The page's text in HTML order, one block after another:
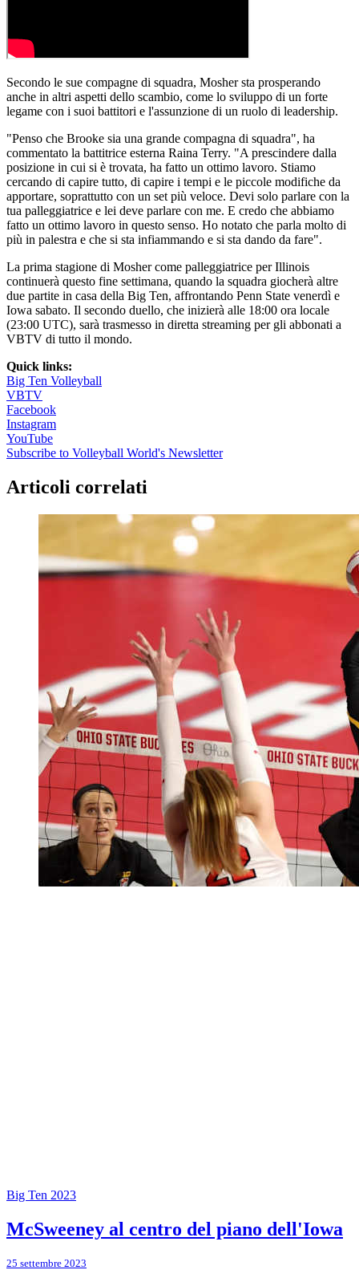
Secondo le sue compagne di squadra, Mosher sta prosperando
anche in altri aspetti dello scambio, come lo sviluppo di un forte
legame con i suoi battitori e l'assunzione di un ruolo di leadership.
"Penso che Brooke sia una grande compagna di squadra", ha
commentato la battitrice esterna Raina Terry. "A prescindere dalla
posizione in cui si è trovata, ha fatto un ottimo lavoro. Stiamo
cercando di capire tutto, di capire i tempi e le piccole modifiche da
apportare, soprattutto con un set più veloce. Devi solo parlare con la
tua palleggiatrice e lei deve parlare con me. E credo che abbiamo
fatto un ottimo lavoro in questo senso. Ho notato che parla molto di
più in palestra e che si sta infiammando e si sta dando da fare".
La prima stagione di Mosher come palleggiatrice per Illinois
continuerà questo fine settimana, quando la squadra giocherà altre
due partite in casa della Big Ten, affrontando Penn State venerdì e
Iowa sabato. Il secondo duello, che inizierà alle 18:00 ora locale
(23:00 UTC), sarà trasmesso in diretta streaming per gli abbonati a
VBTV di tutto il mondo.
Quick links:
Big Ten Volleyball
VBTV
Facebook
Instagram
YouTube
Subscribe to Volleyball World's Newsletter
Articoli correlati
Big Ten 2023
McSweeney al centro del piano dell'Iowa
25 settembre 2023